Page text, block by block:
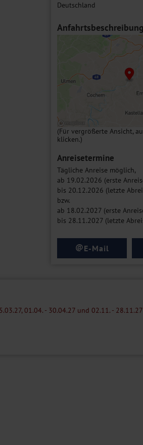
Deutschland
Anfahrtsbeschreibung
(Für vergrößerte Ansicht,
klicken.)
Anreisetermine
Tägliche Anreise möglich,
ab 19.02.2026 (erste
bis 20.12.2026 (letzte
bzw.
ab 18.02.2027 (erste
bis 28.11.2027 (letzte
@E-Mail
01.04. - 30.04.27 und 02.11. -